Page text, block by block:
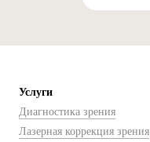
Услуги
Диагностика зрения
Лазерная коррекция зрения